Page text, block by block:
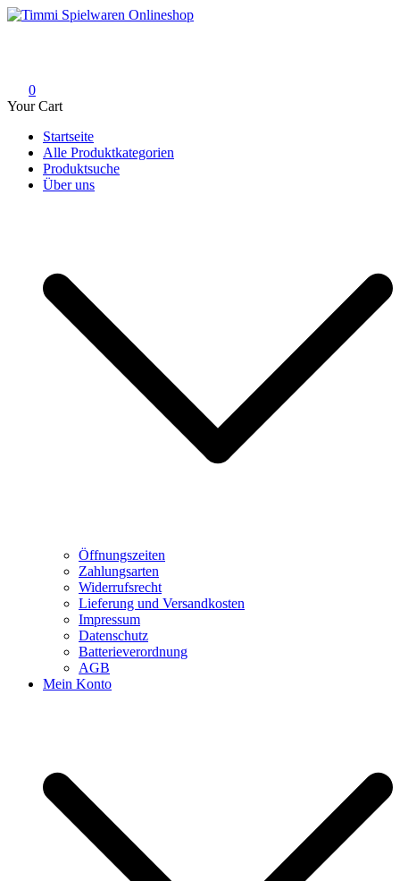
Skip
0
Your Cart
Startseite
Alle Produktkategorien
Produktsuche
Über uns
Öffnungszeiten
Zahlungsarten
Widerrufsrecht
Lieferung und Versandkosten
Impressum
Datenschutz
Batterieverordnung
AGB
Mein Konto